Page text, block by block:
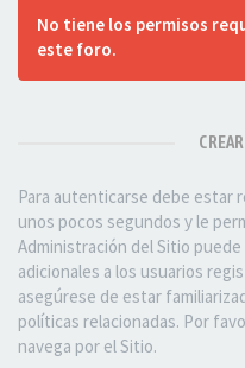
No tiene los permisos
este foro.
Para autenticarse debe estar
unos pocos segundos y le
Administración del Sitio
adicionales a los usuarios
asegúrese de estar
políticas relacionadas. Por
navega por el Sitio.